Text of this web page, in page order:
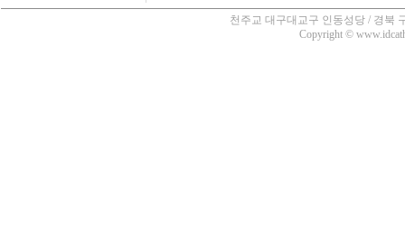
천주교 대구대교구 인동성당 / 경북
Copyright ©